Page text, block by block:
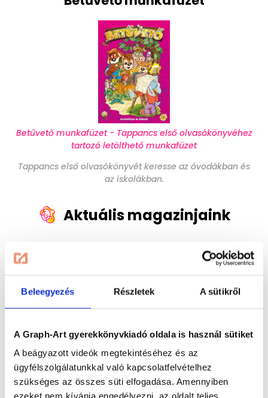
Beleegyezés Részletek A sütikről
A Graph-Art gyerekkönyvkiadó oldala is használ sütiket
A beágyazott videók megtekintéséhez és az
ügyfélszolgálatunkkal való kapcsolatfelvételhez
szükséges az összes süti elfogadása. Amennyiben
ezeket nem kívánja engedélyezni, az oldalt teljes
Betűvető munkafüzet - Tappancs első olvasókönyvéhez
tartozó letölthető munkafüzet
Tappancs első olvasókönyvét keresse az óvodákban és
az iskolákban.
Aktuális magazinjaink
magazinokat az 5-12 éves korosztály számára.
családi körben, mind az oktatási intézményekben.